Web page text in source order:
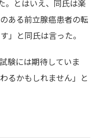
。とはいえ、同氏は楽
ある前立腺癌患者の転
」と同氏は言った。
験には期待していま
るかもしれません」と